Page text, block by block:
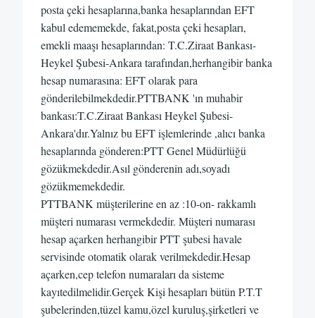
posta çeki hesaplarına,banka hesaplarından EFT
kabul edememekde, fakat,posta çeki hesapları,
emekli maaşı hesaplarından: T.C.Ziraat Bankası-
Heykel Şubesi-Ankara tarafından,herhangibir banka
hesap numarasına: EFT olarak para
gönderilebilmekdedir.PTTBANK 'ın muhabir
bankası:T.C.Ziraat Bankası Heykel Şubesi-
Ankara'dır.Yalnız bu EFT işlemlerinde ,alıcı banka
hesaplarında gönderen:PTT Genel Müdürlüğü
gözükmekdedir.Asıl gönderenin adı,soyadı
gözükmemekdedir.
PTTBANK müşterilerine en az :10-on- rakkamlı
müşteri numarası vermekdedir. Müşteri numarası
hesap açarken herhangibir PTT şubesi havale
servisinde otomatik olarak verilmekdedir.Hesap
açarken,cep telefon numaraları da sisteme
kayıtedilmelidir.Gerçek Kişi hesapları bütün P.T.T
şubelerinden,tüzel kamu,özel kuruluş,şirketleri ve